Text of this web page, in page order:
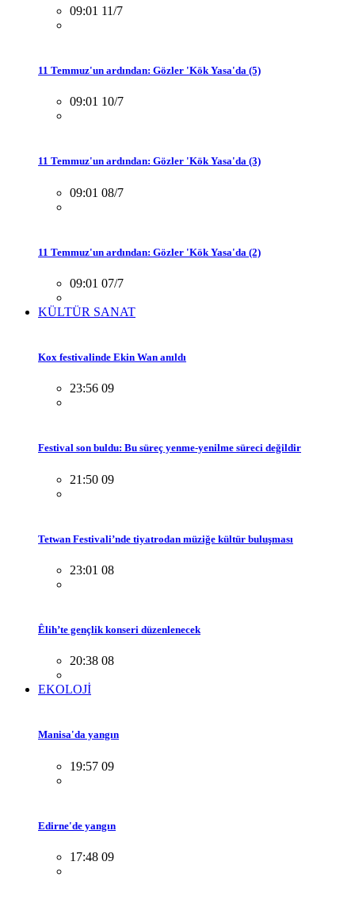
09:01 11/7
11 Temmuz'un ardından: Gözler 'Kök Yasa'da (5)
09:01 10/7
11 Temmuz'un ardından: Gözler 'Kök Yasa'da (3)
09:01 08/7
11 Temmuz'un ardından: Gözler 'Kök Yasa'da (2)
09:01 07/7
KÜLTÜR SANAT
Kox festivalinde Ekin Wan anıldı
23:56 09
Festival son buldu: Bu süreç yenme-yenilme süreci değildir
21:50 09
Tetwan Festivali’nde tiyatrodan müziğe kültür buluşması
23:01 08
Êlih’te gençlik konseri düzenlenecek
20:38 08
EKOLOJİ
Manisa'da yangın
19:57 09
Edirne'de yangın
17:48 09